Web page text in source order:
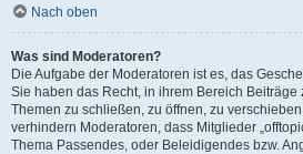
Nach oben
Was sind Moderatoren?
Die Aufgabe der Moderatoren ist es, das
Sie haben das Recht, in ihrem Bereich
Themen zu schließen, zu öffnen, zu
verhindern Moderatoren, dass Mitglieder
Thema Passendes, oder Beleidigendes bzw.